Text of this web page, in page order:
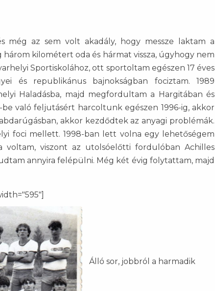
még az sem volt akadály, hogy messze laktam a
kilométert oda és hármat vissza, úgyhogy nem
Sportiskolához, ott sportoltam egészen 17 éves
és republikánus bajnokságban fociztam. 1989
Haladásba, majd megfordultam a Hargitában és
való feljutásért harcoltunk egészen 1996-ig, akkor
akkor kezdődtek az anyagi problémák.
foci mellett. 1998-ban lett volna egy lehetőségem
voltam, viszont az utolsóelőtti fordulóban Achilles
annyira felépülni. Még két évig folytattam, majd
Álló sor, jobbról a harmadik